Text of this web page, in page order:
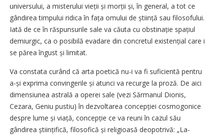
universului, a misterului vieții și morții și, în general, a tot ce
gândirea timpului ridica în fața omului de știință sau filosofului.
Iată de ce în răspunsurile sale va căuta cu obstinație spațiul
demiurgic, ca o posibilă evadare din concretul existențial care i
se părea îngust și limitat.
Va constata curând că arta poetică nu-i va fi suficientă pentru
a-și exprima convingerile și atunci va recurge la proză. De aici
dimensiunea astrală a operei sale (vezi Sărmanul Dionis,
Cezara, Geniu pustiu) în dezvoltarea concepției cosmogonice
despre lume și viață, concepție ce va reuni în cazul său
gândirea științifică, filosofică și religioasă deopotrivă: „La-